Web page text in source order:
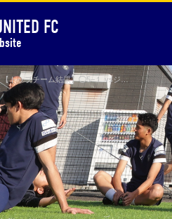
FC
【トップチーム結果】◯5−１ vsジョイフル本田つくばFC